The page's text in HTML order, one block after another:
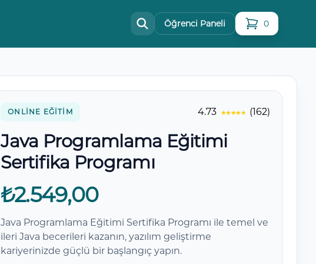
Öğrenci Paneli 0
sepetteki
Yorumlar
ONLINE EĞITIM 4.73 (162)
Java Programlama Eğitimi
Sertifika Programı
₺2.549,00
Java Programlama Eğitimi Sertifika Programı ile temel ve
ileri Java becerileri kazanın, yazılım geliştirme
kariyerinizde güçlü bir başlangıç yapın.